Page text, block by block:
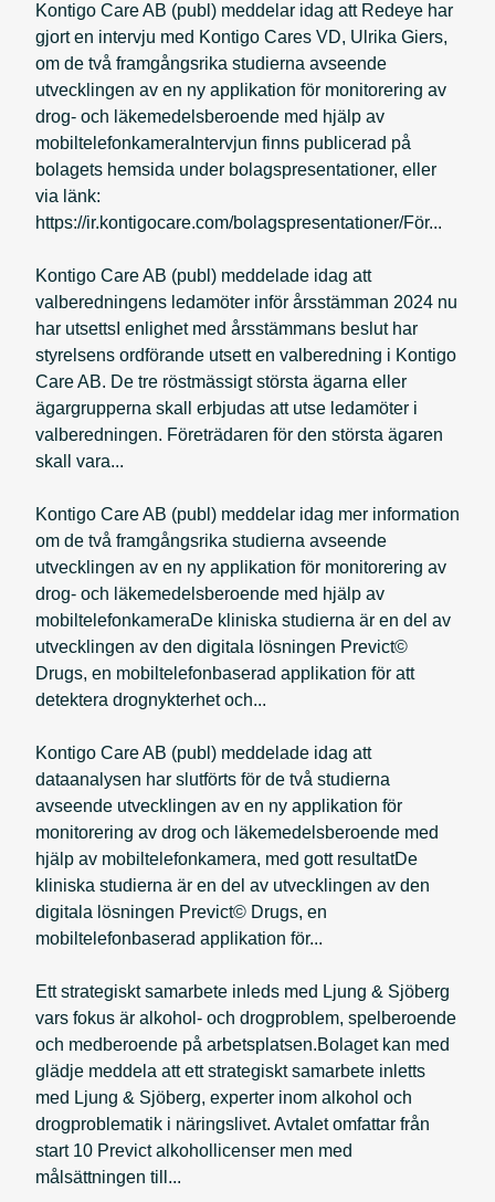
Kontigo Care AB (publ) meddelar idag att Redeye har
gjort en intervju med Kontigo Cares VD, Ulrika Giers,
om de två framgångsrika studierna avseende
utvecklingen av en ny applikation för monitorering av
drog- och läkemedelsberoende med hjälp av
mobiltelefonkameraIntervjun finns publicerad på
bolagets hemsida under bolagspresentationer, eller
via länk:
https://ir.kontigocare.com/bolagspresentationer/För...
Kontigo Care AB (publ) meddelade idag att
valberedningens ledamöter inför årsstämman 2024 nu
har utsettsI enlighet med årsstämmans beslut har
styrelsens ordförande utsett en valberedning i Kontigo
Care AB. De tre röstmässigt största ägarna eller
ägargrupperna skall erbjudas att utse ledamöter i
valberedningen. Företrädaren för den största ägaren
skall vara...
Kontigo Care AB (publ) meddelar idag mer information
om de två framgångsrika studierna avseende
utvecklingen av en ny applikation för monitorering av
drog- och läkemedelsberoende med hjälp av
mobiltelefonkameraDe kliniska studierna är en del av
utvecklingen av den digitala lösningen Previct©
Drugs, en mobiltelefonbaserad applikation för att
detektera drognykterhet och...
Kontigo Care AB (publ) meddelade idag att
dataanalysen har slutförts för de två studierna
avseende utvecklingen av en ny applikation för
monitorering av drog och läkemedelsberoende med
hjälp av mobiltelefonkamera, med gott resultatDe
kliniska studierna är en del av utvecklingen av den
digitala lösningen Previct© Drugs, en
mobiltelefonbaserad applikation för...
Ett strategiskt samarbete inleds med Ljung & Sjöberg
vars fokus är alkohol- och drogproblem, spelberoende
och medberoende på arbetsplatsen.Bolaget kan med
glädje meddela att ett strategiskt samarbete inletts
med Ljung & Sjöberg, experter inom alkohol och
drogproblematik i näringslivet. Avtalet omfattar från
start 10 Previct alkohollicenser men med
målsättningen till...